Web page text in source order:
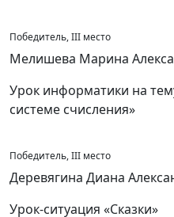
Победитель, III место
Мелишева Марина
Урок информатики на
системе счисления»
Победитель, III место
Деревягина Диана
Урок-ситуация «Сказки»